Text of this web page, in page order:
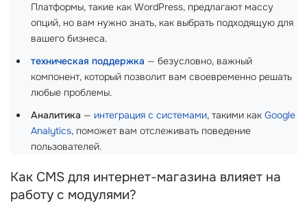
Платформы, такие как WordPress, предлагают массу
опций, но вам нужно знать, как выбрать подходящую для
вашего бизнеса.
техническая поддержка — безусловно, важный
компонент, который позволит вам своевременно решать
любые проблемы.
Аналитика — интеграция с системами, такими как Google
Analytics, поможет вам отслеживать поведение
пользователей.
Как CMS для интернет-магазина влияет на
работу с модулями?